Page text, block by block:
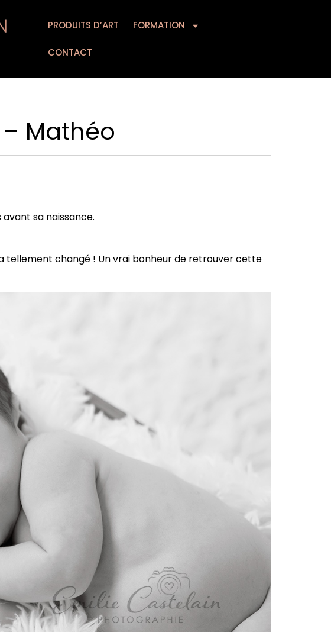
PRODUITS D’ART FORMATION
CONTACT
FORMATION CONTACT
Mathéo
sa naissance.
tellement changé ! Un vrai bonheur de retrouver cette